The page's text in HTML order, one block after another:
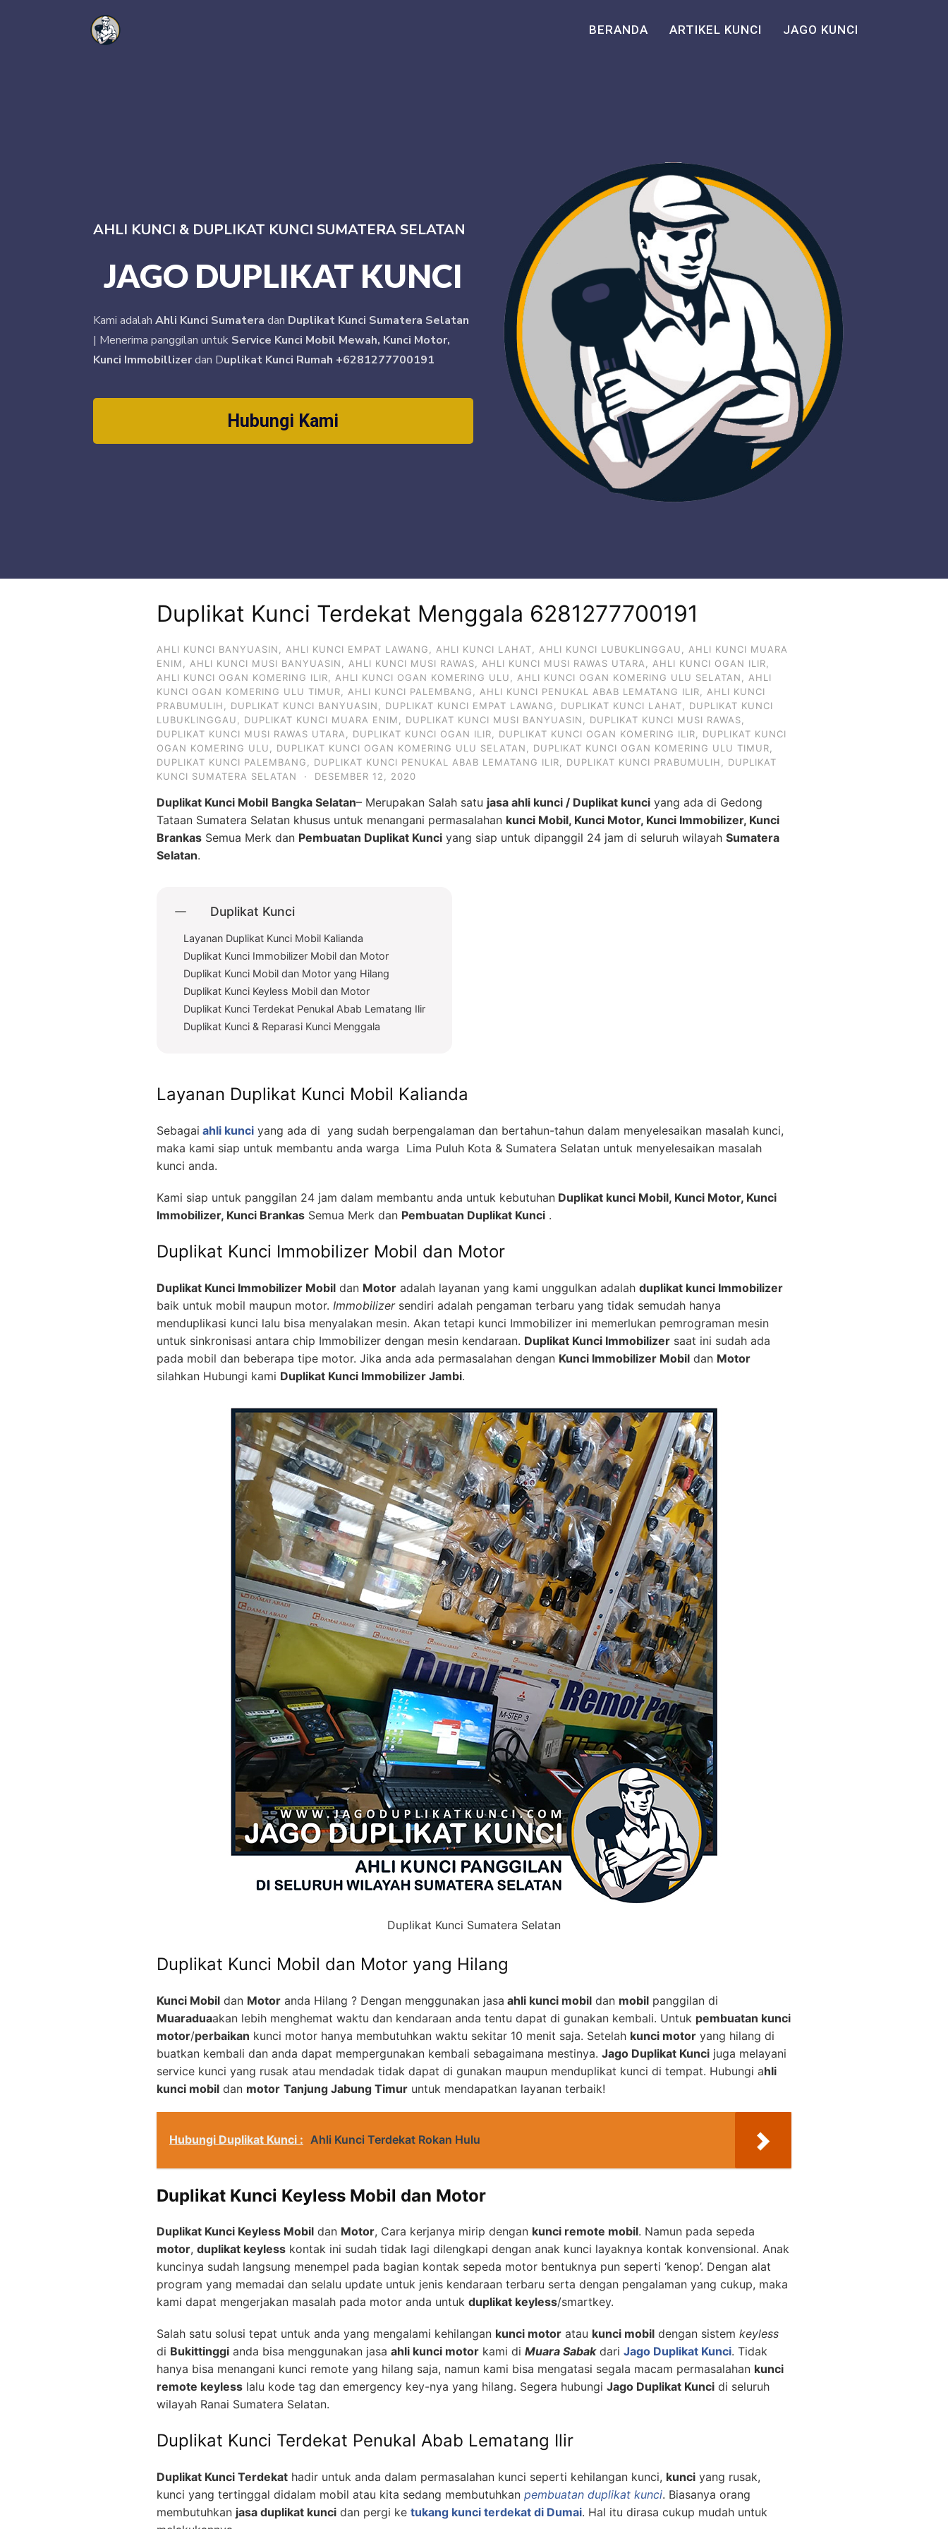
BERANDA ARTIKEL KUNCI JAGO KUNCI
AHLI KUNCI & DUPLIKAT KUNCI SUMATERA SELATAN
JAGO DUPLIKAT KUNCI
Kami adalah Ahli Kunci Sumatera dan Duplikat Kunci Sumatera Selatan
| Menerima panggilan untuk Service Kunci Mobil Mewah, Kunci Motor,
Kunci Immobillizerdan Duplikat Kunci Rumah +6281277700191
Hubungi Kami
Duplikat Kunci Terdekat Menggala 6281277700191
AHLI KUNCI BANYUASIN AHLI KUNCI EMPAT LAWANG AHLI KUNCI LAHAT AHLI KUNCI LUBUKLINGGAU
AHLI KUNCI MUARA
ENIM
AHLI KUNCI MUSI BANYUASIN AHLI KUNCI MUSI RAWAS AHLI KUNCI MUSI RAWAS UTARA AHLI KUNCI OGAN ILIR
AHLI KUNCI OGAN KOMERING ILIR
AHLI KUNCI OGAN KOMERING ULU AHLI KUNCI OGAN KOMERING ULU SELATAN
AHLI
KUNCI OGAN KOMERING ULU TIMUR
AHLI KUNCI PALEMBANG AHLI KUNCI PENUKAL ABAB LEMATANG ILIR
AHLI KUNCI
PRABUMULIH
DUPLIKAT KUNCI BANYUASIN DUPLIKAT KUNCI EMPAT LAWANG DUPLIKAT KUNCI LAHAT
DUPLIKAT KUNCI
LUBUKLINGGAU
DUPLIKAT KUNCI MUARA ENIM DUPLIKAT KUNCI MUSI BANYUASIN DUPLIKAT KUNCI MUSI RAWAS
DUPLIKAT KUNCI MUSI RAWAS UTARA
DUPLIKAT KUNCI OGAN ILIR DUPLIKAT KUNCI OGAN KOMERING ILIR
DUPLIKAT KUNCI
OGAN KOMERING ULU
DUPLIKAT KUNCI OGAN KOMERING ULU SELATAN DUPLIKAT KUNCI OGAN KOMERING ULU TIMUR
DUPLIKAT KUNCI PALEMBANG
DUPLIKAT KUNCI PENUKAL ABAB LEMATANG ILIR DUPLIKAT KUNCI PRABUMULIH
DUPLIKAT
KUNCI SUMATERA SELATAN
· DESEMBER 12, 2020
Duplikat Kunci Mobil Bangka Selatan– Merupakan Salah satu jasa ahli kunci / Duplikat kunci yang ada di Gedong
Tataan Sumatera Selatan khusus untuk menangani permasalahan kunci Mobil, Kunci Motor, Kunci Immobilizer, Kunci
Brankas Semua Merk dan Pembuatan Duplikat Kunci yang siap untuk dipanggil 24 jam di seluruh wilayah Sumatera
Selatan.
Duplikat Kunci
Layanan Duplikat Kunci Mobil Kalianda
Duplikat Kunci Immobilizer Mobil dan Motor
Duplikat Kunci Mobil dan Motor yang Hilang
Duplikat Kunci Keyless Mobil dan Motor
Duplikat Kunci Terdekat Penukal Abab Lematang Ilir
Duplikat Kunci & Reparasi Kunci Menggala
Layanan Duplikat Kunci Mobil Kalianda
Sebagai ahli kunci yang ada di yang sudah berpengalaman dan bertahun-tahun dalam menyelesaikan masalah kunci,
maka kami siap untuk membantu anda warga Lima Puluh Kota & Sumatera Selatan untuk menyelesaikan masalah
kunci anda.
Kami siap untuk panggilan 24 jam dalam membantu anda untuk kebutuhan Duplikat kunci Mobil, Kunci Motor, Kunci
Immobilizer, Kunci Brankas Semua Merk dan Pembuatan Duplikat Kunci .
Duplikat Kunci Immobilizer Mobil dan Motor
Duplikat Kunci Immobilizer Mobil dan Motor adalah layanan yang kami unggulkan adalah duplikat kunci Immobilizer
baik untuk mobil maupun motor. Immobilizersendiri adalah pengaman terbaru yang tidak semudah hanya
menduplikasi kunci lalu bisa menyalakan mesin. Akan tetapi kunci Immobilizer ini memerlukan pemrograman mesin
untuk sinkronisasi antara chip Immobilizer dengan mesin kendaraan. Duplikat Kunci Immobilizer saat ini sudah ada
pada mobil dan beberapa tipe motor. Jika anda ada permasalahan dengan Kunci Immobilizer Mobil dan Motor
silahkan Hubungi kami Duplikat Kunci Immobilizer Jambi.
Duplikat Kunci Sumatera Selatan
Duplikat Kunci Mobil dan Motor yang Hilang
Kunci Mobil dan Motor anda Hilang ? Dengan menggunakan jasa ahli kunci mobil dan mobil panggilan di
Muaraduaakan lebih menghemat waktu dan kendaraan anda tentu dapat di gunakan kembali. Untuk pembuatan kunci
motor/perbaikan kunci motor hanya membutuhkan waktu sekitar 10 menit saja. Setelah kunci motor yang hilang di
buatkan kembali dan anda dapat mempergunakan kembali sebagaimana mestinya. Jago Duplikat Kunci juga melayani
service kunci yang rusak atau mendadak tidak dapat di gunakan maupun menduplikat kunci di tempat. Hubungi ahli
kunci mobil dan motor Tanjung Jabung Timur untuk mendapatkan layanan terbaik!
Hubungi Duplikat Kunci : Ahli Kunci Terdekat Rokan Hulu
Duplikat Kunci Keyless Mobil dan Motor
Duplikat Kunci Keyless Mobil dan Motor, Cara kerjanya mirip dengan kunci remote mobil. Namun pada sepeda
motor, duplikat keyless kontak ini sudah tidak lagi dilengkapi dengan anak kunci layaknya kontak konvensional. Anak
kuncinya sudah langsung menempel pada bagian kontak sepeda motor bentuknya pun seperti ‘kenop’. Dengan alat
program yang memadai dan selalu update untuk jenis kendaraan terbaru serta dengan pengalaman yang cukup, maka
kami dapat mengerjakan masalah pada motor anda untuk duplikat keyless/smartkey.
Salah satu solusi tepat untuk anda yang mengalami kehilangan kunci motor atau kunci mobil dengan sistem keyless
di Bukittinggi anda bisa menggunakan jasa ahli kunci motor kami di Muara Sabakdari Jago Duplikat Kunci. Tidak
hanya bisa menangani kunci remote yang hilang saja, namun kami bisa mengatasi segala macam permasalahan kunci
remote keyless lalu kode tag dan emergency key-nya yang hilang. Segera hubungi Jago Duplikat Kunci di seluruh
wilayah Ranai Sumatera Selatan.
Duplikat Kunci Terdekat Penukal Abab Lematang Ilir
Duplikat Kunci Terdekat hadir untuk anda dalam permasalahan kunci seperti kehilangan kunci, kunci yang rusak,
kunci yang tertinggal didalam mobil atau kita sedang membutuhkan pembuatan duplikat kunci. Biasanya orang
membutuhkan jasa duplikat kunci dan pergi ke tukang kunci terdekat di Dumai. Hal itu dirasa cukup mudah untuk